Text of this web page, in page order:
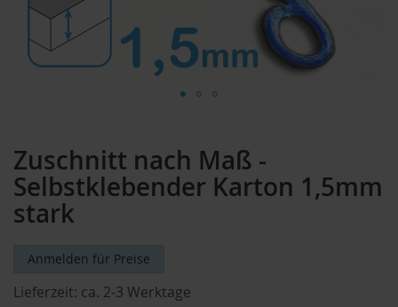
Zuschnitt nach Maß -
Selbstklebender Karton 1,5mm
stark
Anmelden für Preise
Lieferzeit: ca. 2-3 Werktage
der
Bildergalerie
springen